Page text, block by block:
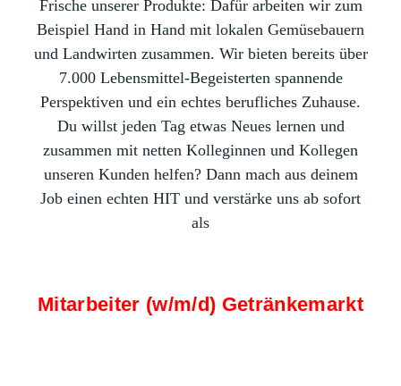
Frische unserer Produkte: Dafür arbeiten wir zum
Beispiel Hand in Hand mit lokalen Gemüsebauern
und Landwirten zusammen. Wir bieten bereits über
7.000 Lebensmittel-Begeisterten spannende
Perspektiven und ein echtes berufliches Zuhause.
Du willst jeden Tag etwas Neues lernen und
zusammen mit netten Kolleginnen und Kollegen
unseren Kunden helfen? Dann mach aus deinem
Job einen echten HIT und verstärke uns ab sofort
als
Mitarbeiter (w/m/d) Getränkemarkt